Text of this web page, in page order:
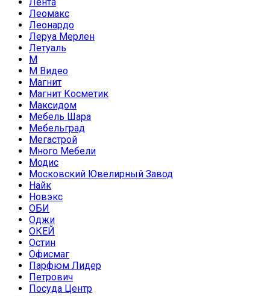
Леомакс
Леонардо
Леруа Мерлен
Летуаль
М
М Видео
Магнит
Магнит Косметик
Максидом
Мебель Шара
Мебельград
Мегастрой
Много Мебели
Модис
Московский Ювелирный Завод
Найк
Новэкс
ОБИ
Оджи
ОКЕЙ
Остин
Офисмаг
Парфюм Лидер
Петрович
Посуда Центр